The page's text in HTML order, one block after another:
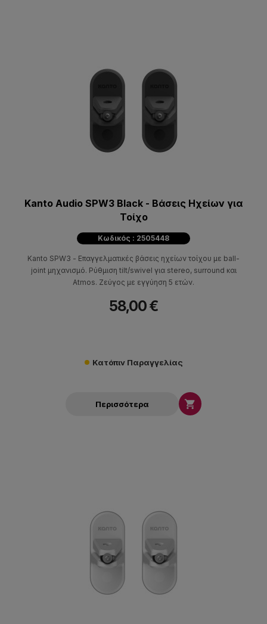
Kanto Audio SPW3 Black - Βάσεις Ηχείων για
Τοίχο
Κωδικός : 2505448
Κanto SPW3 - Επαγγελματικές βάσεις ηχείων τοίχου με ball-
joint μηχανισμό. Ρύθμιση tilt/swivel για stereo, surround και
Atmos. Ζεύγος με εγγύηση 5 ετών.
58,00 €
Κατόπιν Παραγγελίας
Περισσότερα 